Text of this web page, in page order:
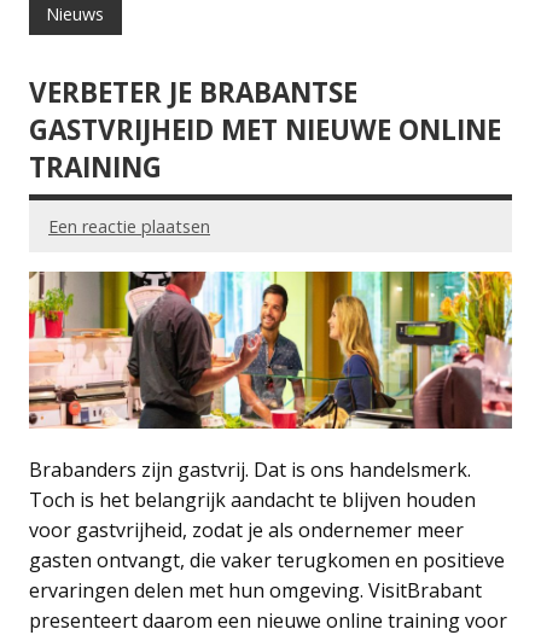
Nieuws
VERBETER JE BRABANTSE
GASTVRIJHEID MET NIEUWE ONLINE
TRAINING
Een reactie plaatsen
Brabanders zijn gastvrij. Dat is ons handelsmerk.
Toch is het belangrijk aandacht te blijven houden
voor gastvrijheid, zodat je als ondernemer meer
gasten ontvangt, die vaker terugkomen en positieve
ervaringen delen met hun omgeving. VisitBrabant
presenteert daarom een nieuwe online training voor